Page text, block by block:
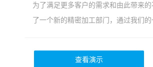
为了满足更多客户的需求和由此带来
了一个新的精密加工部门，通过我们
查看演示